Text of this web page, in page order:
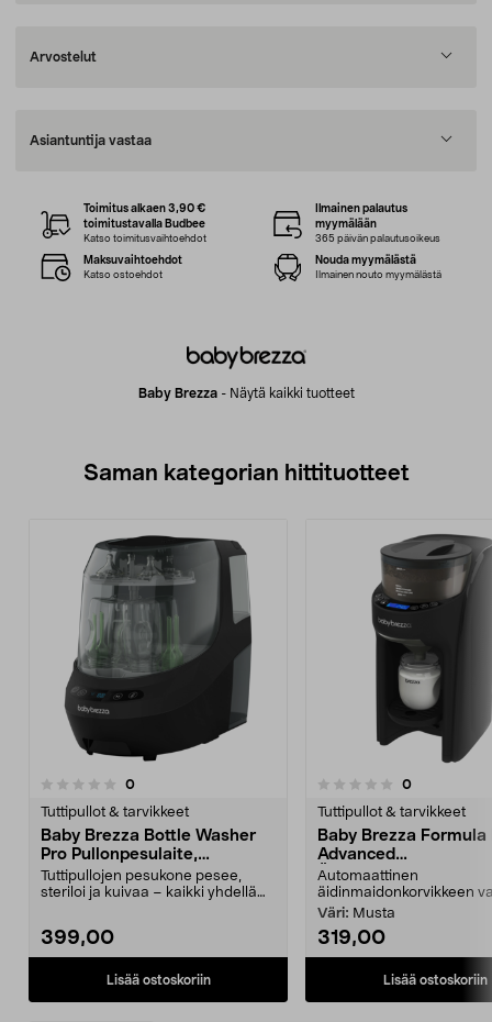
Arvostelut
Asiantuntija vastaa
Baby Brezza- Näytä kaikki tuotteet
Toimitus alkaen 3,90 €
toimitustavalla Budbee
Katso toimitusvaihtoehdot
Ilmainen palautus
myymälään
365 päivän palautusoikeus
Maksuvaihtoehdot
Katso ostoehdot
Nouda myymälästä
Ilmainen nouto myymälästä
Saman kategorian hittituotteet
0arvostelut
Tuttipullot & tarvikkeet
Baby Brezza Bottle Washer
Pro Pullonpesulaite,
sterilointilaite ja kuivain
Tuttipullojen pesukone pesee,
steriloi ja kuivaa – kaikki yhdellä
399,00
Lisää ostoskoriin
0.0 viidestä
0arvostelut
Tuttipullot & tarvikkeet
Baby Brezza Formula
Advanced
valmistuslaite
Automaattinen
äidinmaidonkorvikkeen
Väri: Musta
319,00
Lisää ostoskoriin
0.0 viidestä